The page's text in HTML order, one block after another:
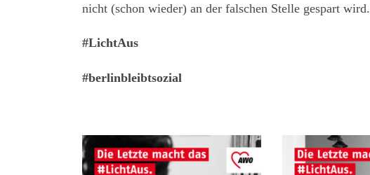
nicht (schon wieder) an der falschen Stelle gespart wird.
#LichtAus
#berlinbleibtsozial